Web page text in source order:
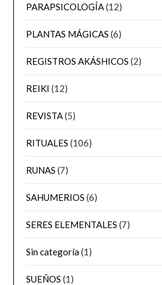
PARAPSICOLOGÍA(12)
PLANTAS MÁGICAS (6)
REGISTROS AKÁSHICOS (2)
REIKI (12)
REVISTA(5)
RITUALES (106)
RUNAS (7)
SAHUMERIOS (6)
SERES ELEMENTALES (7)
Sin categoría(1)
SUEÑOS (1)